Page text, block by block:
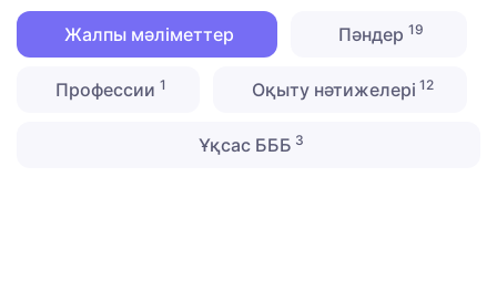
Жалпы мәліметтер Пәндер 19
Профессии 1 Оқыту нәтижелері 12
Ұқсас БББ 3